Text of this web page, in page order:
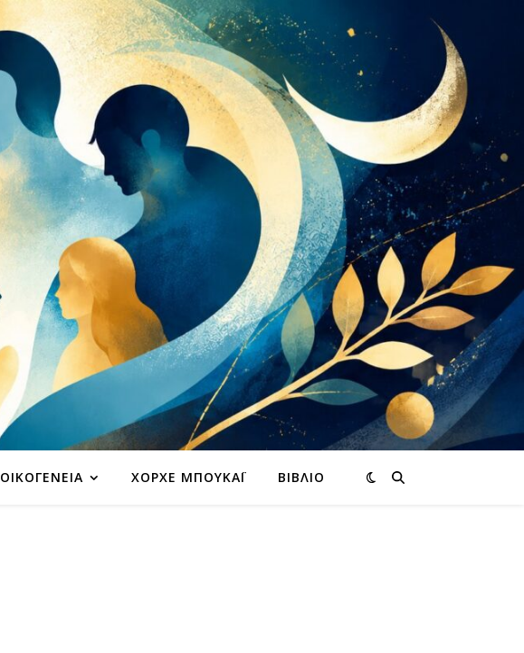
ΟΙΚΟΓΈΝΕΙΑ ΧΌΡΧΕ ΜΠΟΥΚΆΙ ΒΙΒΛΊΟ